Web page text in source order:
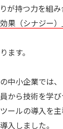
が持つ力を組み
果（シナジー）
ます。
中小企業では、
から技術を学び
ールの導入を
入しました。